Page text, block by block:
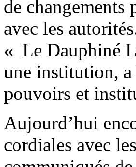
de changements
avec les
« Le Dauphiné
une institution, a
pouvoirs et
Aujourd’hui
cordiales avec